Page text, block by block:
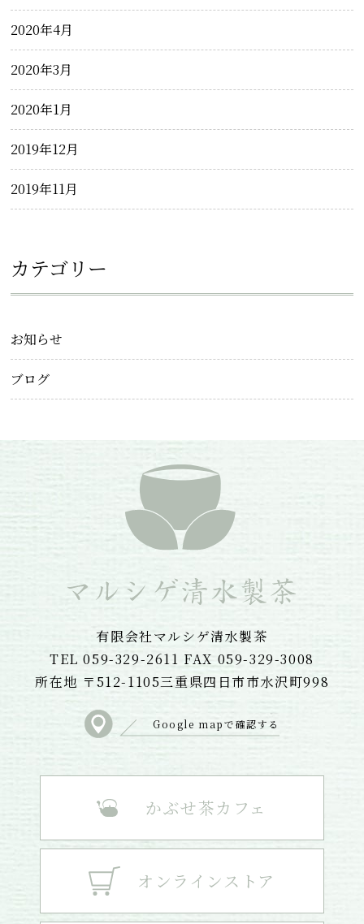
2020年4月
2020年3月
2020年1月
2019年12月
2019年11月
カテゴリー
お知らせ
ブログ
有限会社マルシゲ清水製茶
TEL 059-329-2611 FAX 059-329-3008
所在地 〒512-1105三重県四日市市水沢町998
Google mapで確認する
かぶせ茶カフェ
オンラインストア